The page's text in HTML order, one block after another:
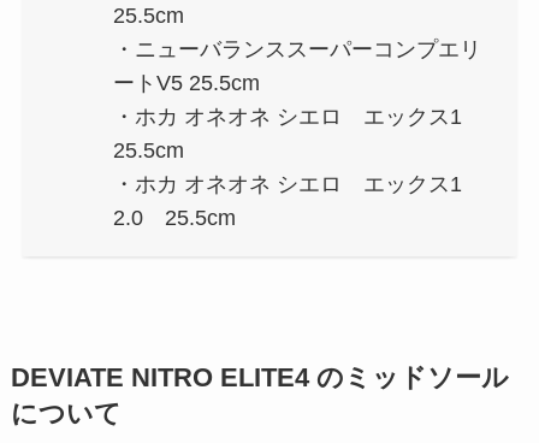
25.5cm
・ニューバランススーパーコンプエリ
ートV5 25.5cm
・ホカ オネオネ シエロ エックス1
25.5cm
・ホカ オネオネ シエロ エックス1
2.0 25.5cm
DEVIATE NITRO ELITE4 のミッドソール
について